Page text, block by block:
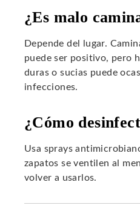
¿Es malo
Depende del lugar.
puede ser positivo, pero
duras o sucias puede
infecciones.
¿Cómo
Usa sprays
zapatos se ventilen al
volver a usarlos.